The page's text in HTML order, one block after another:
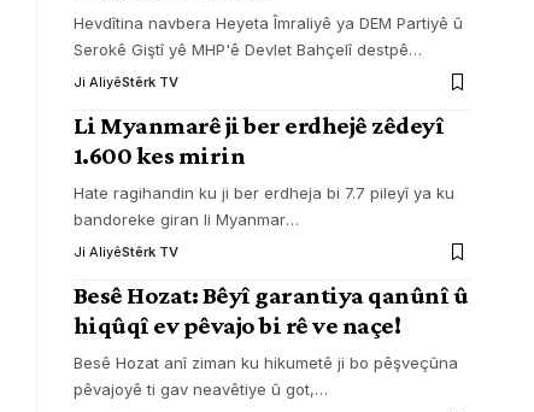
Hevdîtina navbera Heyeta Îmraliyê ya DEM Partiyê û
Serokê Giştî yê MHP'ê Devlet Bahçelî destpê…
Ji AliyêStêrk TV
Li Myanmarê ji ber erdhejê zêdeyî
1.600 kes mirin
Hate ragihandin ku ji ber erdheja bi 7.7 pileyî ya ku
bandoreke giran li Myanmar…
Ji AliyêStêrk TV
Besê Hozat: Bêyî garantiya qanûnî û
hiqûqî ev pêvajo bi rê ve naçe!
Besê Hozat anî ziman ku hikumetê ji bo pêşveçûna
pêvajoyê ti gav neavêtiye û got,…